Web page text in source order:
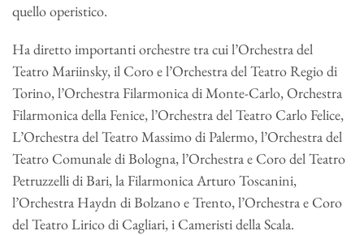
quello operistico.
Ha diretto importanti orchestre tra cui l’Orchestra del
Teatro Mariinsky, il Coro e l’Orchestra del Teatro Regio di
Torino, l’Orchestra Filarmonica di Monte-Carlo, Orchestra
Filarmonica della Fenice, l’Orchestra del Teatro Carlo Felice,
L’Orchestra del Teatro Massimo di Palermo, l’Orchestra del
Teatro Comunale di Bologna, l’Orchestra e Coro del Teatro
Petruzzelli di Bari, la Filarmonica Arturo Toscanini,
l’Orchestra Haydn di Bolzano e Trento, l’Orchestra e Coro
del Teatro Lirico di Cagliari, i Cameristi della Scala.